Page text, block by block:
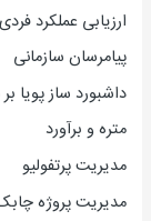
ارزیابی عملکرد
پیامرسان سازمانی
داشبورد ساز پویا
متره و برآورد
مدیریت پرتفولیو
مدیریت پروژه